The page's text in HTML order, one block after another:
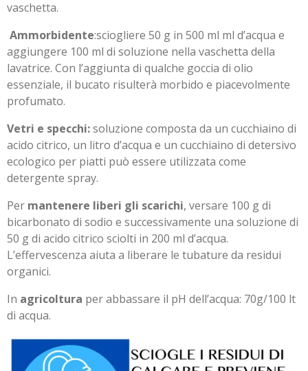
vaschetta.
Ammorbidente:sciogliere 50 g in 500 ml ml d’acqua e
aggiungere 100 ml di soluzione nella vaschetta della
lavatrice. Con l’aggiunta di qualche goccia di olio
essenziale, il bucato risulterà morbido e piacevolmente
profumato.
Vetri e specchi:soluzione composta da un cucchiaino di
acido citrico, un litro d’acqua e un cucchiaino di detersivo
ecologico per piatti può essere utilizzata come
detergente spray.
Per mantenere liberi gli scarichi, versare 100 g di
bicarbonato di sodio e successivamente una soluzione di
50 g di acido citrico sciolti in 200 ml d’acqua.
L’effervescenza aiuta a liberare le tubature da residui
organici.
In agricoltura per abbassare il pH dell’acqua: 70g/100 lt
di acqua.